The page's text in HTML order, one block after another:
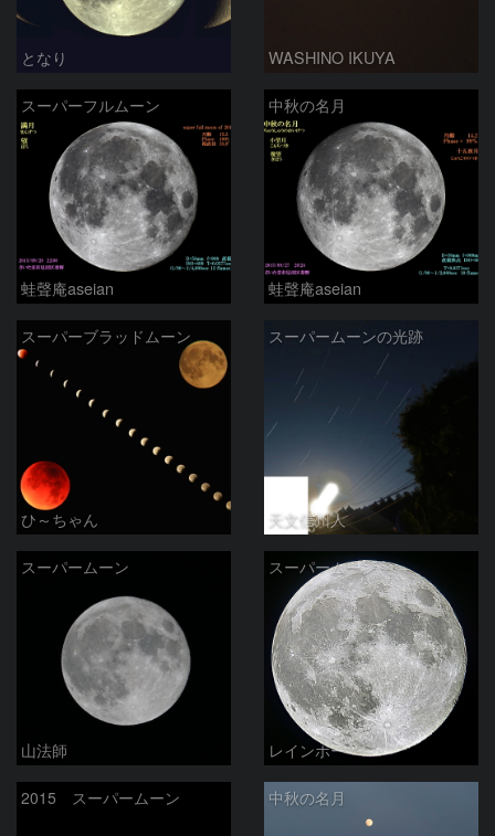
となり WASHINO IKUYA
スーパーフルムーン
蛙聲庵aseian
中秋の名月
蛙聲庵aseian
スーパーブラッドムーン
ひ～ちゃん
スーパームーンの光跡
天文信州人
スーパームーン
山法師
スーパームーン
レインボー
2015 スーパームーン 中秋の名月